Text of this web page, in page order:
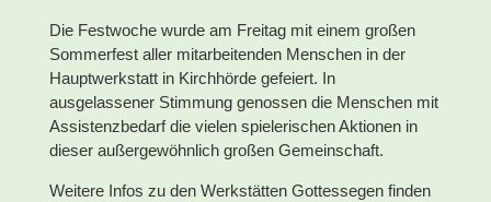
Die Festwoche wurde am Freitag mit einem großen
Sommerfest aller mitarbeitenden Menschen in der
Hauptwerkstatt in Kirchhörde gefeiert. In
ausgelassener Stimmung genossen die Menschen mit
Assistenzbedarf die vielen spielerischen Aktionen in
dieser außergewöhnlich großen Gemeinschaft.
Weitere Infos zu den Werkstätten Gottessegen finden